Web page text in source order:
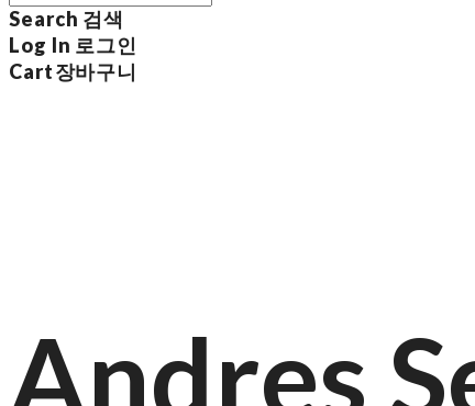
Search 검색
Log In 로그인
Cart장바구니
Andres